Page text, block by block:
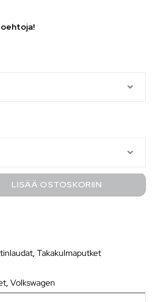
LISÄÄ OSTOSKORIIN
, Takakulmaputket
, Volkswagen